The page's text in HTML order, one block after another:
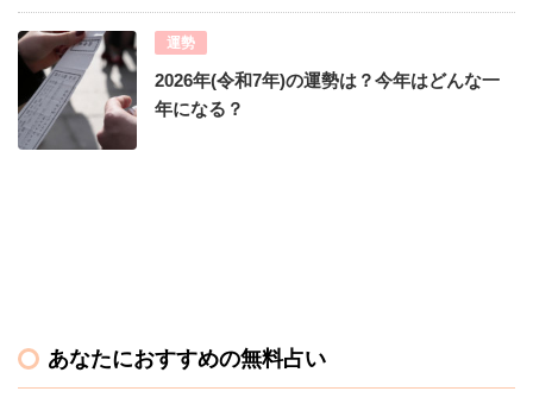
運勢
2026年(令和7年)の運勢は？今年はどんな一
年になる？
あなたにおすすめの無料占い